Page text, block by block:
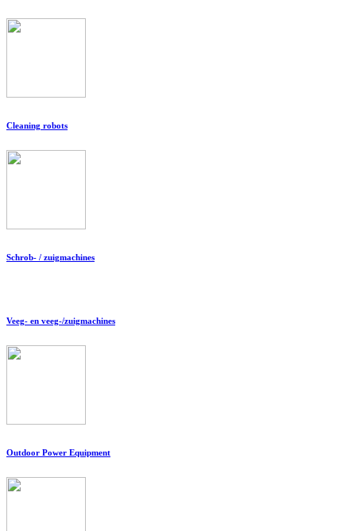
Cleaning robots
Schrob- / zuigmachines
Veeg- en veeg-/zuigmachines
Outdoor Power Equipment